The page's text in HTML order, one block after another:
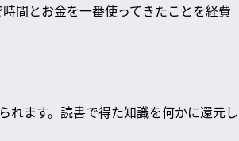
間とお金を一番使ってきたことを経費
れます。読書で得た知識を何かに還元し